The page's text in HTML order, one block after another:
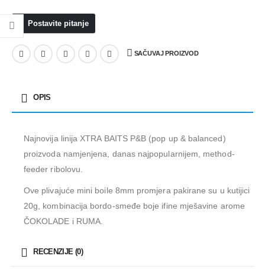
Postavite pitanje
SAČUVAJ PROIZVOD
OPIS
Najnovija linija XTRA BAITS P&B (pop up & balanced)
proizvoda namjenjena, danas najpopularnijem, method-
feeder ribolovu.
Ove plivajuće mini boile 8mm promjera pakirane su u kutijici
20g, kombinacija bordo-smeđe boje ifine mješavine arome
ČOKOLADE i RUMA.
RECENZIJE (0)